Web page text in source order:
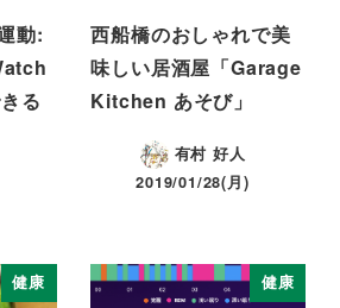
動:
る
西船橋のおしゃれで美
味しい居酒屋「Garage
Kitchen あそび」
有村 好人
2019/01/28(月)
健康 健康